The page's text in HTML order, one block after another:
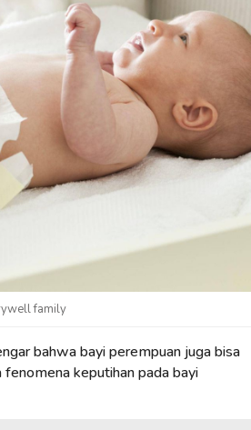
family
bahwa bayi perempuan juga bisa
keputihan pada bayi